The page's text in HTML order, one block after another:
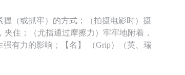
（或抓牢）的方式；（拍摄电影时）摄
住；（尤指通过摩擦力）牢牢地附着，
有力的影响；【名】 （Grip）（英、瑞